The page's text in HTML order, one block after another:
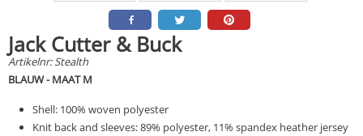
Jack Cutter & Buck
Artikelnr:Stealth
BLAUW - MAAT M
Shell: 100% woven polyester
Knit back and sleeves: 89% polyester, 11% spandex heather jersey